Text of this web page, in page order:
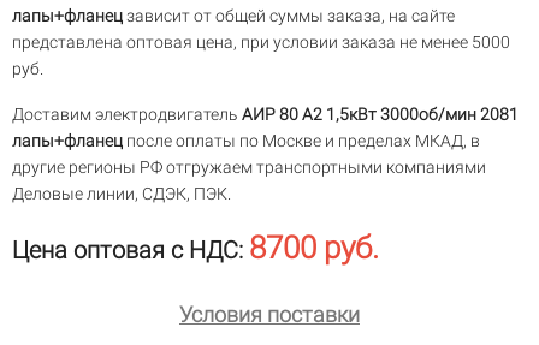
лапы+фланецзависит от общей суммы заказа, на сайте
представлена оптовая цена, при условии заказа не менее 5000
руб.
Доставим электродвигатель АИР 80 A2 1,5кВт 3000об/мин 2081
лапы+фланец после оплаты по Москве и пределах МКАД, в
другие регионы РФ отгружаем транспортными компаниями
Деловые линии, СДЭК, ПЭК.
Цена оптовая с НДС: 8700 руб.
Условия поставки